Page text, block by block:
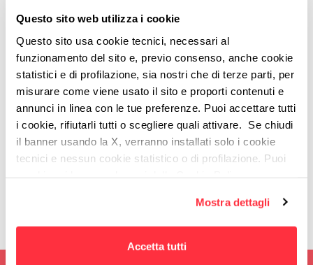
Questo sito web utilizza i cookie
Questo sito usa cookie tecnici, necessari al
funzionamento del sito e, previo consenso, anche cookie
statistici e di profilazione, sia nostri che di terze parti, per
misurare come viene usato il sito e proporti contenuti e
annunci in linea con le tue preferenze. Puoi accettare tutti
i cookie, rifiutarli tutti o scegliere quali attivare. Se chiudi
il banner usando la X, verranno installati solo i cookie
tecnici e nessun cookie statistico o di profilazione. Puoi
Mostra dettagli
Accetta tutti
Paola Pisano, ex Ministro – Professore di Gestione
dell’Innovazione presso l'Università di Torino